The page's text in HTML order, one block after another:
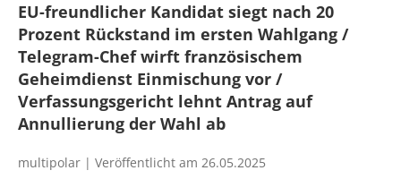
EU-freundlicher Kandidat siegt nach 20
Prozent Rückstand im ersten Wahlgang /
Telegram-Chef wirft französischem
Geheimdienst Einmischung vor /
Verfassungsgericht lehnt Antrag auf
Annullierung der Wahl ab
multipolar | Veröffentlicht am 26.05.2025